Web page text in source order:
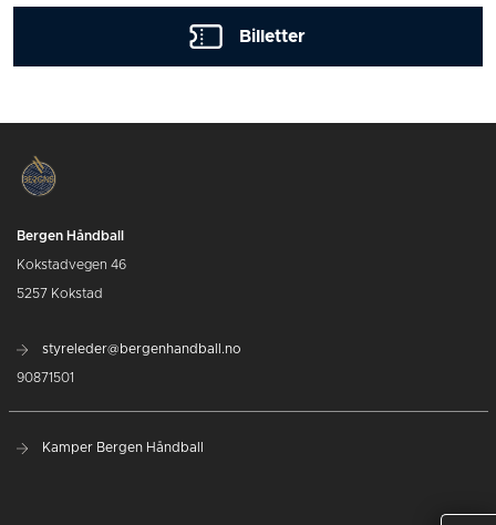
Billetter
Bergen Håndball
Kokstadvegen 46
5257 Kokstad
styreleder@bergenhandball.no
90871501
Kamper Bergen Håndball